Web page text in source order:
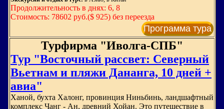
Продолжительность в днях: 6, 8
Стоимость: 78602 руб.($ 925) без переезда
Программа тура
Турфирма "Иволга-СПБ"
Тур "Восточный рассвет: Северный
Вьетнам и пляжи Дананга, 10 дней +
авиа"
Ханой, бухта Халонг, провинция Ниньбинь, ландшафтный
комплекс Чанг - Ан, древний Хойан. Это путешествие в